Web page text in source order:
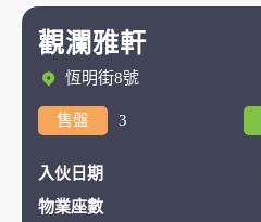
觀瀾雅軒
恆明街8號
售盤 3
入伙日期
物業座數